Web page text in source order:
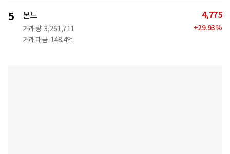
5 본느
거래량 3,261,711
거래대금 148.4억
4,775
+29.93%